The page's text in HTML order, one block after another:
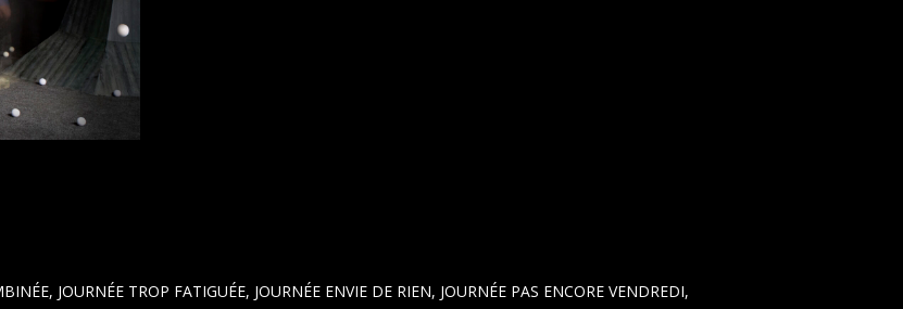
JOURNÉE TROP FATIGUÉE, JOURNÉE ENVIE DE RIEN, JOURNÉE PAS ENCORE VENDREDI,